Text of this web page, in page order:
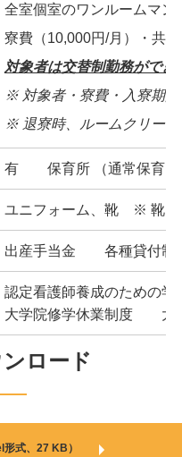
全室個室のワンルームマ
寮費（10,000円/月）・共
対象者は交替制勤務がで
※ 対象者・寮費・入寮期
※ 退寮時、ルームクリー
有 保育所 （通常保育・
ユニフォーム、靴 ※ 靴は
出産手当金 各種貸付制
認定看護師養成のため
大学院修学休業制度 大
ロード
式、27 KB）